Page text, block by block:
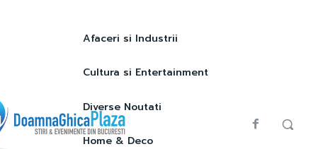
Afaceri si Industrii
Cultura si Entertainment
Diverse Noutati
Home & Deco